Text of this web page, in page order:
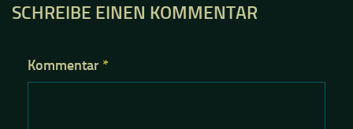
SCHREIBE EINEN KOMMENTAR
Kommentar *